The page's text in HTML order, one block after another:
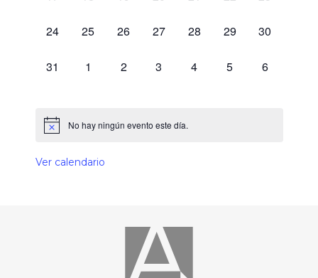
0 eventos,
24 0 eventos,
25 0 eventos,
26 0 eventos,
27 0 eventos,
28 0 eventos,
29 0 eventos,
30
0 eventos,
31 0 eventos,
1 0 eventos,
2 0 eventos,
3 0 eventos,
4 0 eventos,
5 0 eventos,
6
No hay ningún evento este día.
Ver calendario